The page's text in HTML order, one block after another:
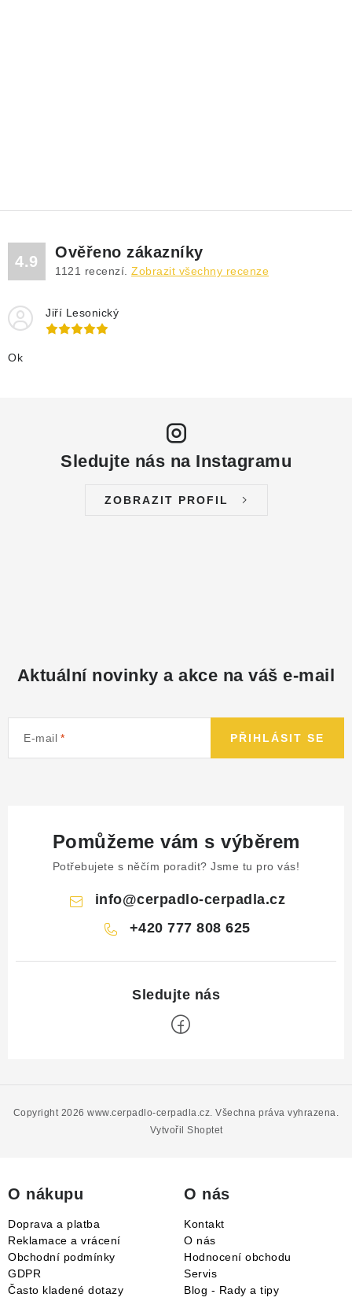
4.9
Ověřeno zákazníky
1121 recenzí. Zobrazit všechny recenze
Jiří Lesonický
Ok
Sledujte nás na Instagramu
ZOBRAZIT PROFIL
Aktuální novinky a akce na váš e-mail
E-mail PŘIHLÁSIT SE
Pomůžeme vám s výběrem
Potřebujete s něčím poradit? Jsme tu pro vás!
info@cerpadlo-cerpadla.cz
+420 777 808 625
Vytvořil Shoptet
Copyright 2026www.cerpadlo-cerpadla.cz. Všechna práva vyhrazena.
O nákupu
Doprava a platba
Reklamace a vrácení
Obchodní podmínky
GDPR
Často kladené dotazy
O nás
Kontakt
O nás
Hodnocení obchodu
Servis
Blog - Rady a tipy